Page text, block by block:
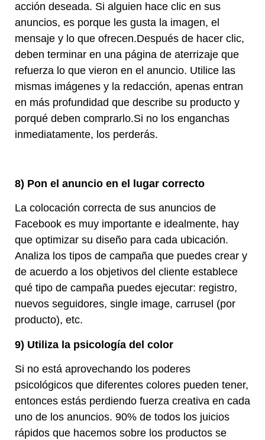
acción deseada. Si alguien hace clic en sus
anuncios, es porque les gusta la imagen, el
mensaje y lo que ofrecen.Después de hacer clic,
deben terminar en una página de aterrizaje que
refuerza lo que vieron en el anuncio. Utilice las
mismas imágenes y la redacción, apenas entran
en más profundidad que describe su producto y
porqué deben comprarlo.Si no los enganchas
inmediatamente, los perderás.
8) Pon el anuncio en el lugar correcto
La colocación correcta de sus anuncios de
Facebook es muy importante e idealmente, hay
que optimizar su diseño para cada ubicación.
Analiza los tipos de campaña que puedes crear y
de acuerdo a los objetivos del cliente establece
qué tipo de campaña puedes ejecutar: registro,
nuevos seguidores, single image, carrusel (por
producto), etc.
9) Utiliza la psicología del color
Si no está aprovechando los poderes
psicológicos que diferentes colores pueden tener,
entonces estás perdiendo fuerza creativa en cada
uno de los anuncios. 90% de todos los juicios
rápidos que hacemos sobre los productos se